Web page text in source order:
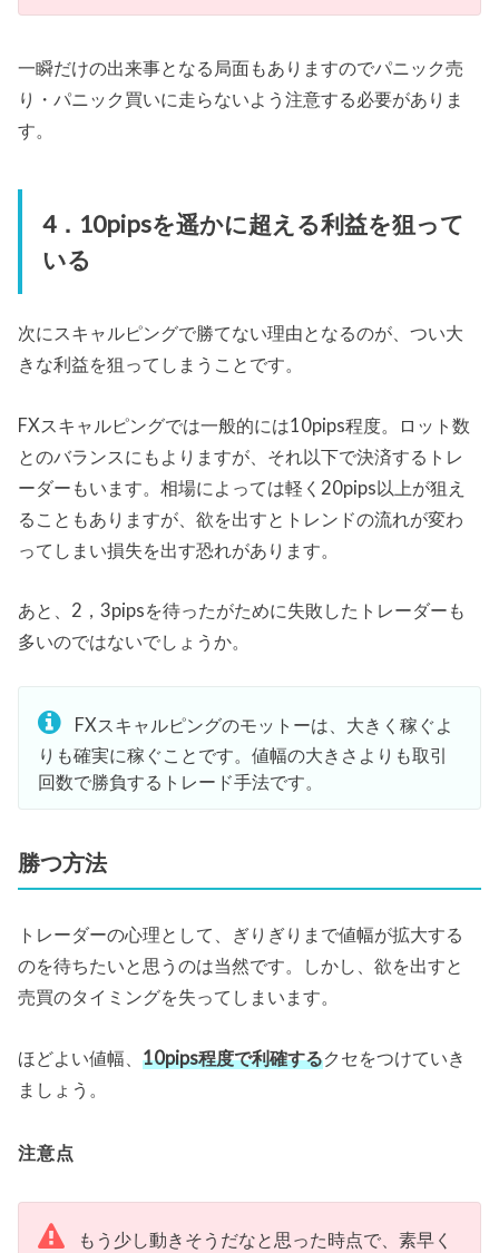
一瞬だけの出来事となる局面もありますのでパニック売
り・パニック買いに走らないよう注意する必要がありま
す。
4．10pipsを遥かに超える利益を狙って
いる
次にスキャルピングで勝てない理由となるのが、つい大
きな利益を狙ってしまうことです。
FXスキャルピングでは一般的には10pips程度。ロット数
とのバランスにもよりますが、それ以下で決済するトレ
ーダーもいます。相場によっては軽く20pips以上が狙え
ることもありますが、欲を出すとトレンドの流れが変わ
ってしまい損失を出す恐れがあります。
あと、2，3pipsを待ったがために失敗したトレーダーも
多いのではないでしょうか。
FXスキャルピングのモットーは、大きく稼ぐよ
りも確実に稼ぐことです。値幅の大きさよりも取引
回数で勝負するトレード手法です。
勝つ方法
トレーダーの心理として、ぎりぎりまで値幅が拡大する
のを待ちたいと思うのは当然です。しかし、欲を出すと
売買のタイミングを失ってしまいます。
ほどよい値幅、10pips程度で利確するクセをつけていき
ましょう。
注意点
もう少し動きそうだなと思った時点で、素早く